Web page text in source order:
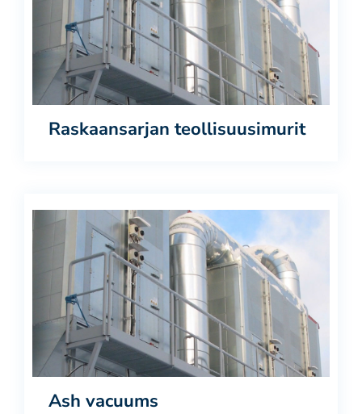
Yhteystiedot
Raskaansarjan teollisuusimurit
Ash vacuums